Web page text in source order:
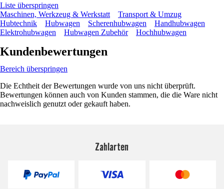
Liste überspringen
Maschinen, Werkzeug & Werkstatt
Transport & Umzug
Hubtechnik
Hubwagen Scherenhubwagen
Handhubwagen
Elektrohubwagen
Hubwagen Zubehör Hochhubwagen
Kundenbewertungen
Bereich überspringen
Die Echtheit der Bewertungen wurde von uns nicht überprüft.
Bewertungen können auch von Kunden stammen, die die Ware nicht
nachweislich genutzt oder gekauft haben.
Zahlarten